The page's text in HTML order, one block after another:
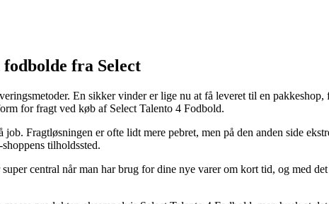
fra Select
En sikker vinder er lige nu at få leveret til en
for fragt ved køb af Select Talento 4 Fodbold.
Fragtløsningen er ofte lidt mere pebret, men på den anden side
tilholdssted.
central når man har brug for dine nye varer om kort tid, og med